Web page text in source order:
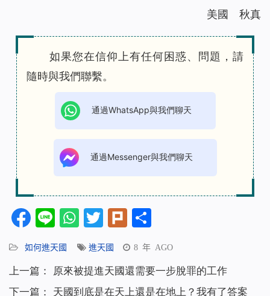
美國 秋真
如果您在信仰上有任何困惑、問題，請
隨時與我們聯繫。
通過WhatsApp與我們聊天
通過Messenger與我們聊天
Facebook
LineWhatsApp
Twitter
Plurk
如何進天國 進天國 8 年 AGO
上一篇：
原來被提進天國還需要一步脫罪的工作
下一篇：
天國到底是在天上還是在地上？我有了答案